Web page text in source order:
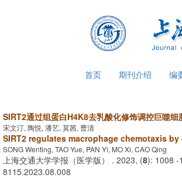
首页 期刊介绍 编
SIRT2通过组蛋白H4K8去乳酸化修饰调控巨噬细
宋文汀, 陶悦, 潘艺, 莫茜, 曹清
SIRT2 regulates macrophage chemotaxis
SONG Wenting, TAO Yue, PAN Yi, MO Xi, CAO Qing
上海交通大学学报（医学版） . 2023, (8): 1008 -
8115.2023.08.008